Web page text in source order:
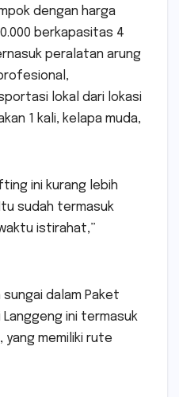
dengan harga
berkapasitas 4
peralatan arung
lokal dari lokasi
1 kali, kelapa muda,
ini kurang lebih
sudah termasuk
istirahat,”
dalam Paket
Langgeng ini termasuk
memiliki rute